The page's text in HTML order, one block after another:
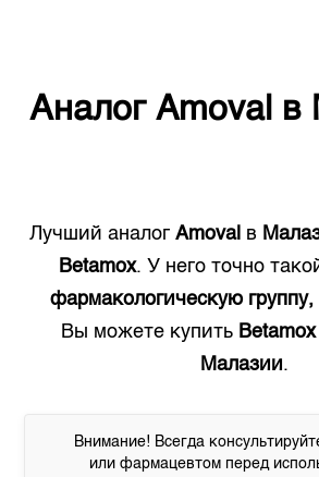
Аналог Amoval в
Лучший аналог Amoval в
Betamox. У него точно
фармакологическую
Вы можете купить Betamox
Малазии.
Внимание! Всегда
или фармацевтом перед